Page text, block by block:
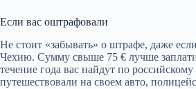
Если вас оштрафовали
Не стоит «забывать» о штрафе, даже
Чехию. Сумму свыше 75 € лучше
течение года вас найдут по
путешествовали на своем авто,